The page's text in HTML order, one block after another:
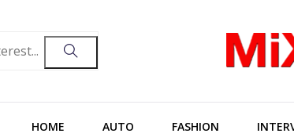
HOME AUTO FASHION